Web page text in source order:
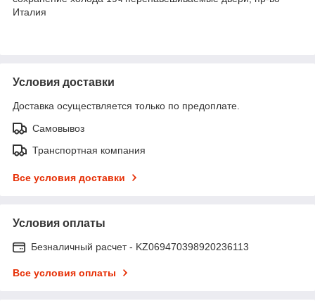
Италия
Условия доставки
Доставка осуществляется только по предоплате.
Самовывоз
Транспортная компания
Все условия доставки
Условия оплаты
Безналичный расчет - KZ069470398920236113
Все условия оплаты